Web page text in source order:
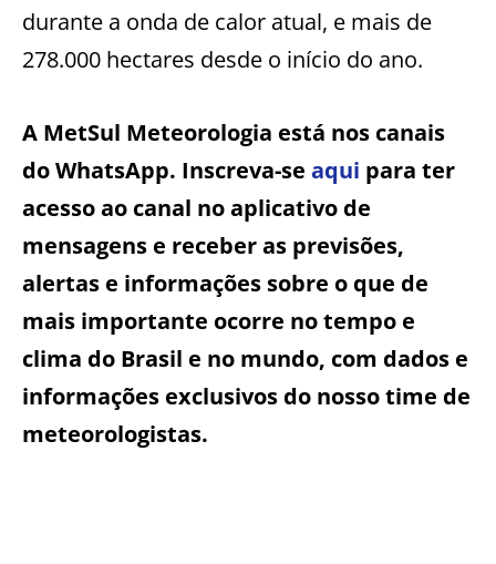
durante a onda de calor atual, e mais de
278.000 hectares desde o início do ano.
A MetSul Meteorologia está nos canais
do WhatsApp. Inscreva-se aqui para ter
acesso ao canal no aplicativo de
mensagens e receber as previsões,
alertas e informações sobre o que de
mais importante ocorre no tempo e
clima do Brasil e no mundo, com dados e
informações exclusivos do nosso time de
meteorologistas.